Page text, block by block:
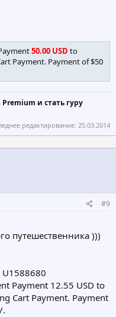
50.00 USD to
Payment. Payment of $50
и стать гуру
редактирование: 25.03.2014
#9
путешественника )))
Payment 12.55 USD to
Cart Payment. Payment
.